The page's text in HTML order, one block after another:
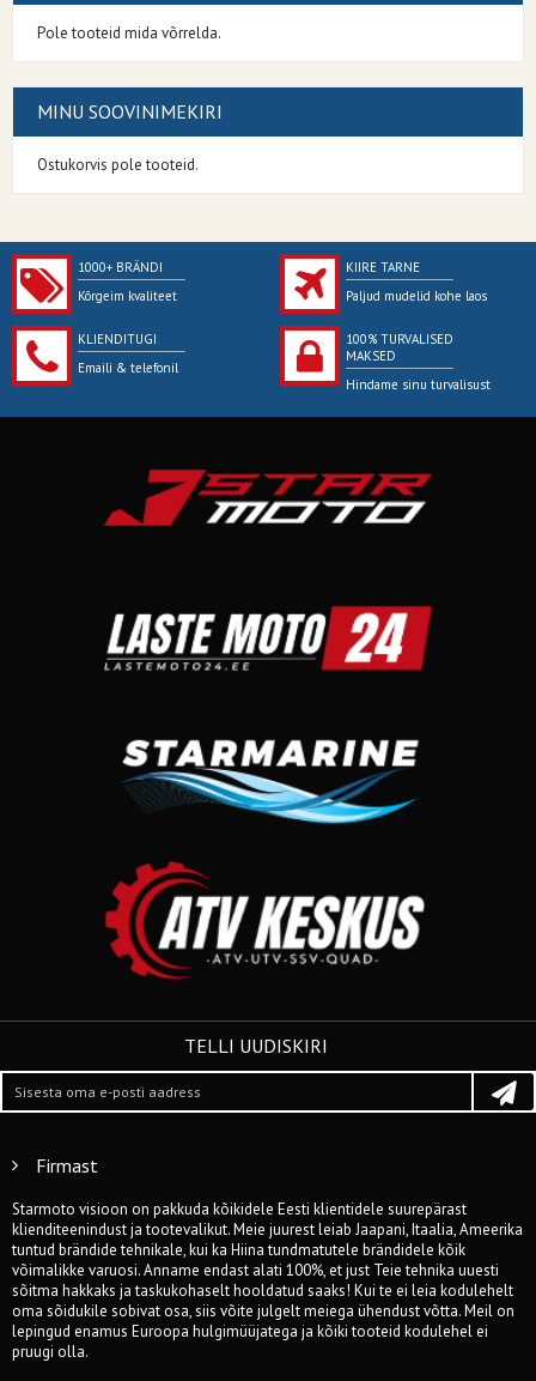
Pole tooteid mida võrrelda.
MINU SOOVINIMEKIRI
Ostukorvis pole tooteid.
1000+ BRÄNDI
Kõrgeim kvaliteet
KIIRE TARNE
Paljud mudelid kohe laos
KLIENDITUGI
Emaili & telefonil
100% TURVALISED
MAKSED
Hindame sinu turvalisust
TELLI UUDISKIRI
Firmast
Starmoto visioon on pakkuda kõikidele Eesti klientidele suurepärast
klienditeenindust ja tootevalikut. Meie juurest leiab Jaapani, Itaalia, Ameerika
tuntud brändide tehnikale, kui ka Hiina tundmatutele brändidele kõik
võimalikke varuosi. Anname endast alati 100%, et just Teie tehnika uuesti
sõitma hakkaks ja taskukohaselt hooldatud saaks! Kui te ei leia kodulehelt
oma sõidukile sobivat osa, siis võite julgelt meiega ühendust võtta. Meil on
lepingud enamus Euroopa hulgimüüjatega ja kõiki tooteid kodulehel ei
pruugi olla.